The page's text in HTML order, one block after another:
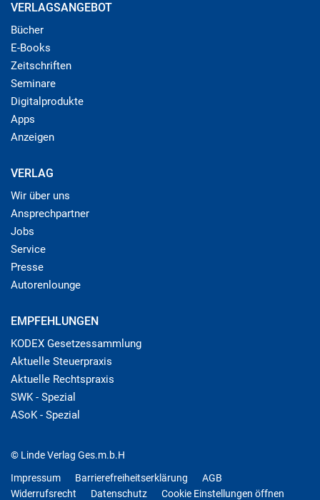
VERLAGSANGEBOT
Bücher
E-Books
Zeitschriften
Seminare
Digitalprodukte
Apps
Anzeigen
VERLAG
Wir über uns
Ansprechpartner
Jobs
Service
Presse
Autorenlounge
EMPFEHLUNGEN
KODEX Gesetzessammlung
Aktuelle Steuerpraxis
Aktuelle Rechtspraxis
SWK - Spezial
ASoK - Spezial
© Linde Verlag Ges.m.b.H
Impressum
Barrierefreiheitserklärung
AGB
Widerrufsrecht
Datenschutz Cookie Einstellungen öffnen